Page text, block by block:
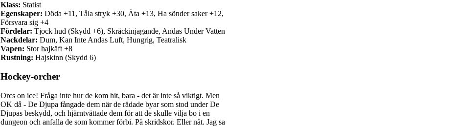
Klass: Statist
Egenskaper: Döda +11, Tåla stryk +30, Äta +13, Ha sönder saker +12,
Försvara sig +4
Fördelar: Tjock hud (Skydd +6), Skräckinjagande, Andas Under Vatten
Nackdelar: Dum, Kan Inte Andas Luft, Hungrig, Teatralisk
Vapen: Stor hajkäft +8
Rustning: Hajskinn (Skydd 6)
Hockey-orcher
Orcs on ice! Fråga inte hur de kom hit, bara - det är inte så viktigt. Men
OK då - De Djupa fångade dem när de rädade byar som stod under De
Djupas beskydd, och hjärntvättade dem för att de skulle vilja bo i en
dungeon och anfalla de som kommer förbi. På skridskor. Eller nåt. Jag sa